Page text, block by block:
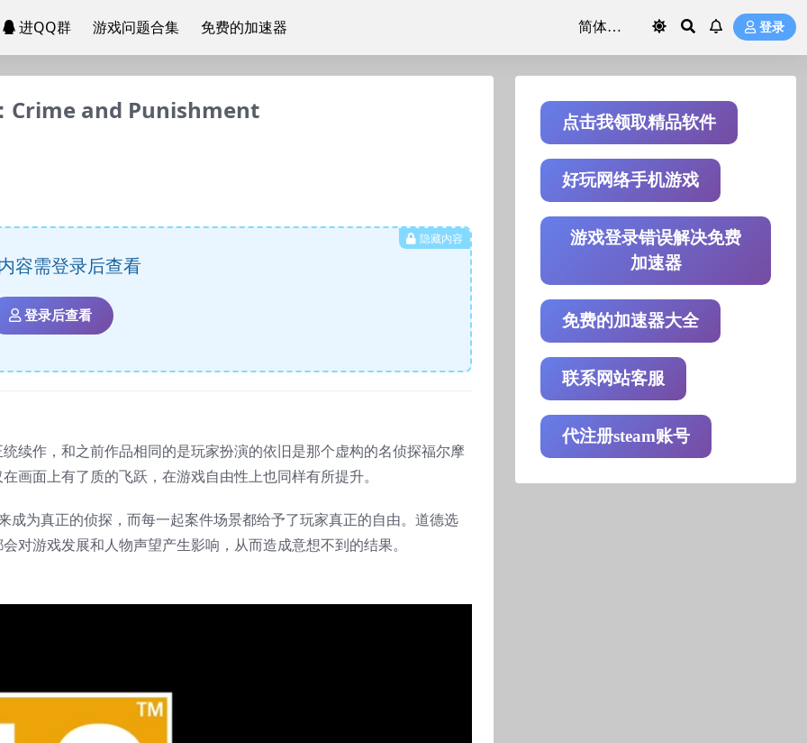
进QQ群 游戏问题合集 免费的加速器 登录
Crime and Punishment
隐藏内容
容需登录后查看
登录后查看
续作，和之前作品相同的是玩家扮演的依旧是那个虚构的名侦探福尔摩
画面上有了质的飞跃，在游戏自由性上也同样有所提升。
为真正的侦探，而每一起案件场景都给予了玩家真正的自由。道德选
对游戏发展和人物声望产生影响，从而造成意想不到的结果。
点击我领取精品软件
好玩网络手机游戏
游戏登录错误解决免费
加速器
免费的加速器大全
联系网站客服
代注册steam账号